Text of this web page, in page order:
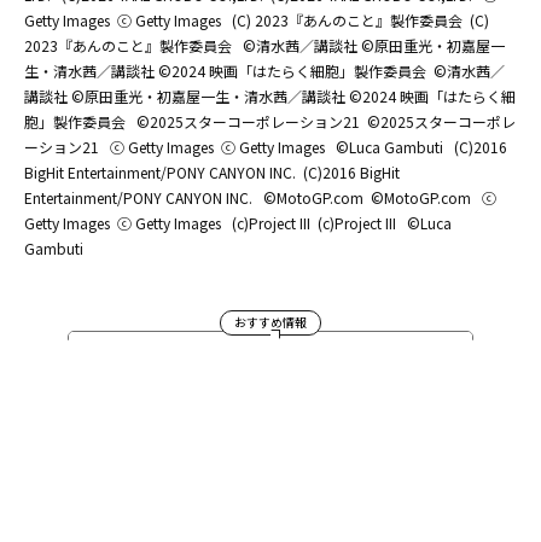
Getty Images ⓒ Getty Images (C) 2023『あんのこと』製作委員会 (C)
2023『あんのこと』製作委員会 ©清水茜／講談社 ©原田重光・初嘉屋一
生・清水茜／講談社 ©2024 映画「はたらく細胞」製作委員会 ©清水茜／
講談社 ©原田重光・初嘉屋一生・清水茜／講談社 ©2024 映画「はたらく細
胞」製作委員会 ©2025スターコーポレーション21 ©2025スターコーポレ
ーション21
ⓒ Getty Images ⓒ Getty Images ©Luca Gambuti (C)2016
BigHit Entertainment/PONY CANYON INC. (C)2016 BigHit
Entertainment/PONY CANYON INC. ©MotoGP.com ©MotoGP.com ⓒ
Getty Images ⓒ Getty Images (c)Project III (c)Project III ©Luca
Gambuti
おすすめ情報